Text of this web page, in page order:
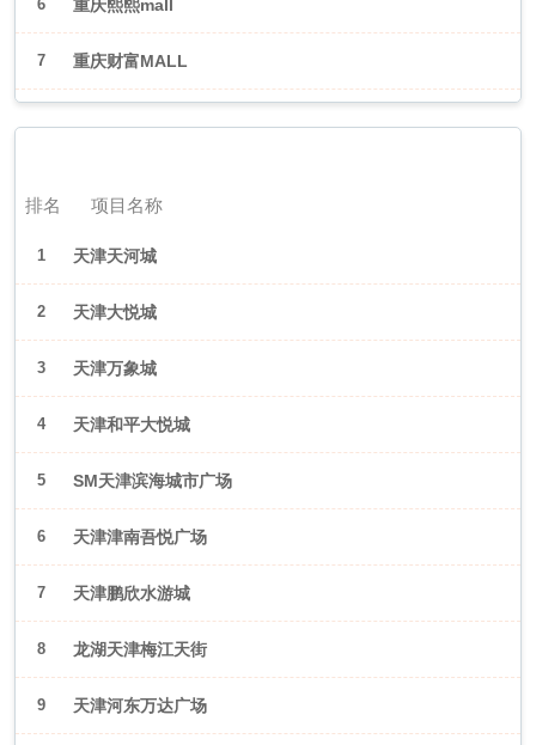
6 重庆熙熙mall
7 重庆财富MALL
排名 项目名称
1 天津天河城
2 天津大悦城
3 天津万象城
4 天津和平大悦城
5 SM天津滨海城市广场
6 天津津南吾悦广场
7 天津鹏欣水游城
8 龙湖天津梅江天街
9 天津河东万达广场